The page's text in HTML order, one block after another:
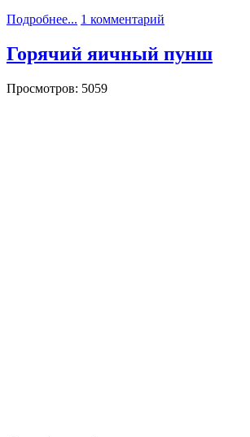
Подробнее... 1 комментарий
Горячий яичный пунш
Просмотров: 5059